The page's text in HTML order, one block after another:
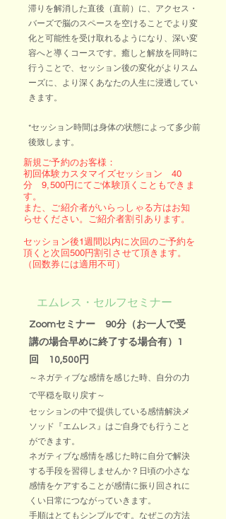
滞りを解消した直後（直前）に、アクセス・
バーズで脳のスペースを空けることでより変
化と可能性を受け取れるようになり、深い変
容へと導くコースです。癒しと解放を同時に
行うことで、セッション後の変化がよりスム
ーズに、より深くあなたの人生に浸透してい
きます。
​*セッション時間は身体の状態によって多少前
後致します。
新規ご予約のお客様：
初回体験カスタマイズセッション 40
分 9,500円にてご体験頂くこともできま
す。
また、ご紹介者がいらっしゃる方はお知
らせください。ご紹介者割引あります。
セッション後1週間以内に次回のご予約を
頂くと次回500円割引させて頂きます。
（回数券には適用不可）
エムレス・セルフセミナー
Zoomセミナー 90分（お一人で受
講の場合早めに終了する場合有）1
回 10,500円
～ネガティブな感情を感じた時、自分の力
で平穏を取り戻す～
セッションの中で提供している感情解決メ
ソッド『エムレス』はご自身でも行うこと
ができます。
ネガティブな感情を感じた時に自分で解決
する手段を習得しませんか？ 日頃の小さな
感情をケアすることが感情に振り回されに
くい日常につながっていきます。
手順はとてもシンプルです。なぜこの方法